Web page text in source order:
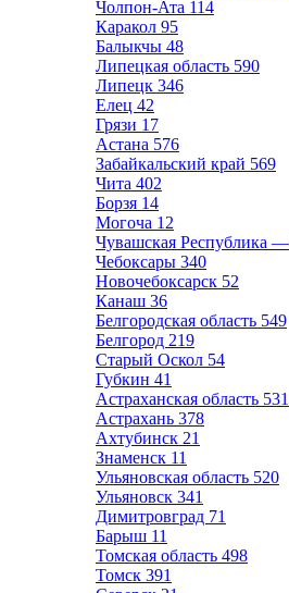
Чолпон-Ата 114
Каракол 95
Балыкчы 48
Липецкая область 590
Липецк 346
Елец 42
Грязи 17
Астана 576
Забайкальский край 569
Чита 402
Борзя 14
Могоча 12
Чувашская Республика
Чебоксары 340
Новочебоксарск 52
Канаш 36
Белгородская область 549
Белгород 219
Старый Оскол 54
Губкин 41
Астраханская область 531
Астрахань 378
Ахтубинск 21
Знаменск 11
Ульяновская область 520
Ульяновск 341
Димитровград 71
Барыш 11
Томская область 498
Томск 391